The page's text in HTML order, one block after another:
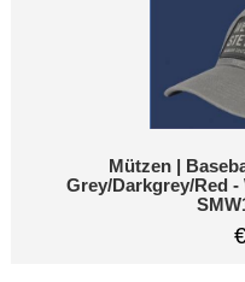
Mützen |
Grey/Darkgrey/Red